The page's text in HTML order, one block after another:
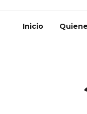
Inicio